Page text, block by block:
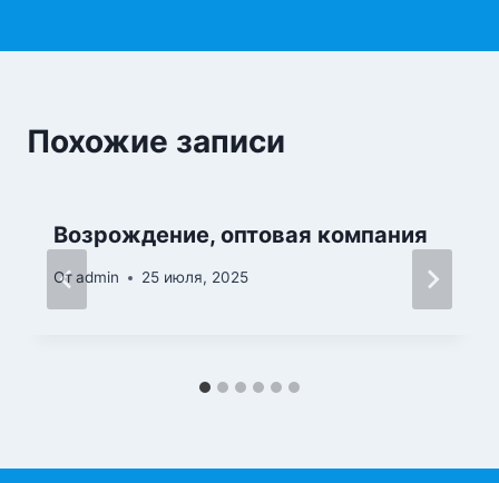
Похожие записи
Возрождение, оптовая компания
Отadmin 25 июля, 2025